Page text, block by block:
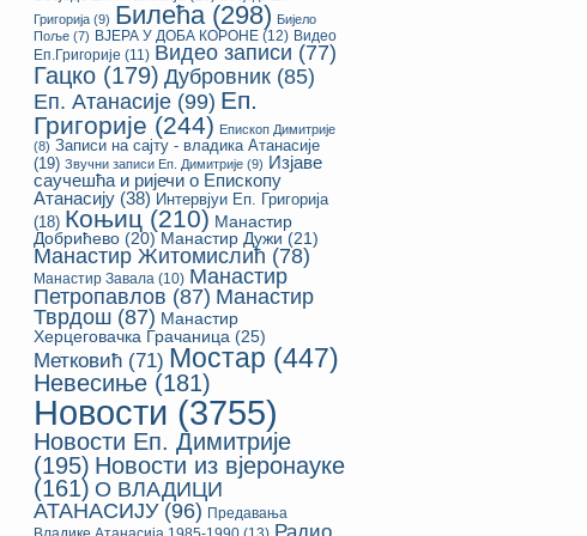
Григорија (9) Билећа(298) Бијело
Поље (7) ВЈЕРА У ДОБА КОРОНЕ (12) Видео
Еп.Григорије (11) Видео записи (77)
Гацко (179) Дубровник (85)
Еп. Атанасије (99) Еп.
Григорије (244) Епископ Димитрије
(8) Записи на сајту - владика Атанасије
(19) Звучни записи Еп. Димитрије (9) Изјаве
саучешћа и ријечи о Епископу
Атанасију (38) Интервјуи Еп. Григорија
(18) Коњиц (210) Манастир
Добрићево (20) Манастир Дужи (21)
Манастир Житомислић (78)
Манастир Завала (10) Манастир
Петропавлов (87) Манастир
Тврдош (87) Манастир
Херцеговачка Грачаница (25)
Метковић (71) Мостар (447)
Невесиње (181)
Новости (3755)
Новости Еп. Димитрије
(195) Новости из вјеронауке
(161) О ВЛАДИЦИ
АТАНАСИЈУ(96) Предавања
Радио